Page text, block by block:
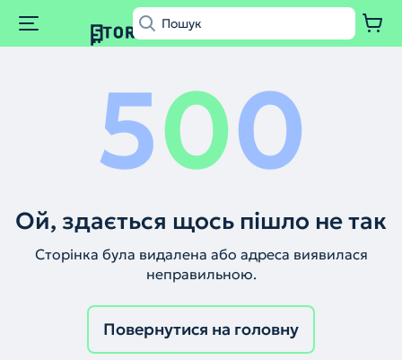
500
Ой, здається щось пішло не так
Сторінка була видалена або адреса виявилася
неправильною.
Повернутися на головну